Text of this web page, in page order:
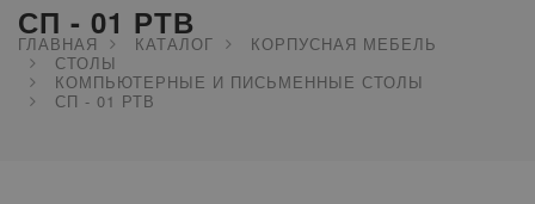
СП - 01 РТВ
ГЛАВНАЯ КАТАЛОГ
КОРПУСНАЯ МЕБЕЛЬ
СТОЛЫ
КОМПЬЮТЕРНЫЕ И ПИСЬМЕННЫЕ СТОЛЫ
СП - 01 РТВ